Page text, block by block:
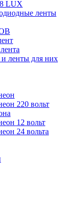
LUX
ленты
ленты для них
220 вольт
12 вольт
24 вольта